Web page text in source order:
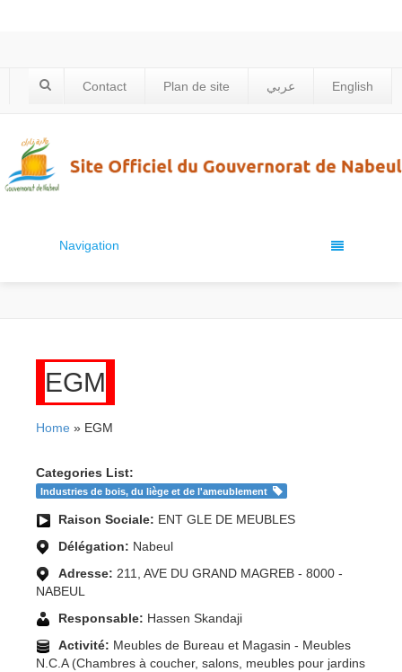
Contact Plan de site عربي English
Navigation
EGM
Home » EGM
Categories List:
Industries de bois, du liège et de l'ameublement
Raison Sociale: ENT GLE DE MEUBLES
Délégation: Nabeul
Adresse: 211, AVE DU GRAND MAGREB - 8000 -
NABEUL
Responsable: Hassen Skandaji
Activité: Meubles de Bureau et Magasin - Meubles
N.C.A (Chambres à coucher, salons, meubles pour jardins